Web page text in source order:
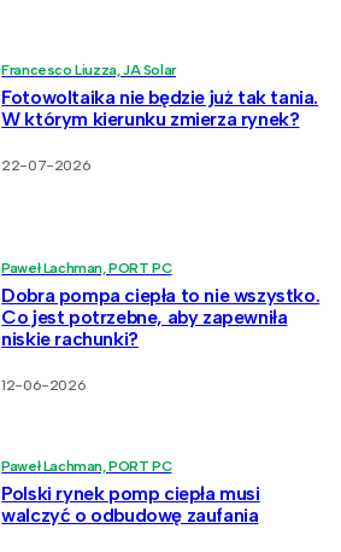
Francesco Liuzza, JA Solar
Fotowoltaika nie będzie już tak tania.
W którym kierunku zmierza rynek?
22-07-2026
Paweł Lachman, PORT PC
Dobra pompa ciepła to nie wszystko.
Co jest potrzebne, aby zapewniła
niskie rachunki?
12-06-2026
Paweł Lachman, PORT PC
Polski rynek pomp ciepła musi
walczyć o odbudowę zaufania